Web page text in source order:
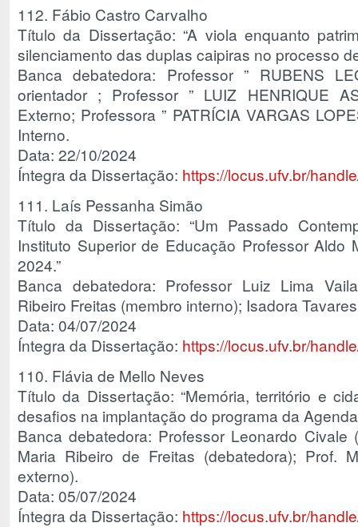
112. Fábio Castro Carvalho
Título da Dissertação: “A viola enquanto
silenciamento das duplas caipiras no processo
Banca debatedora: Professor ” RUBENS
orientador ; Professor ” LUIZ HENRIQUE
Externo; Professora ” PATRÍCIA VARGAS
Interno.
Data: 22/10/2024
Íntegra da Dissertação: https://locus.ufv.br/
111. Laís Pessanha Simão
Título da Dissertação: “Um Passado
Instituto Superior de Educação Professor Aldo
2024.”
Banca debatedora: Professor Luiz Lima
Ribeiro Freitas (membro interno); Isadora
Data: 04/07/2024
Íntegra da Dissertação: https://locus.ufv.br/
110. Flávia de Mello Neves
Título da Dissertação: “Memória, território e
desafios na implantação do programa da
Banca debatedora: Professor Leonardo Civale
Maria Ribeiro de Freitas (debatedora); Prof.
externo).
Data: 05/07/2024
Íntegra da Dissertação: https://locus.ufv.br/